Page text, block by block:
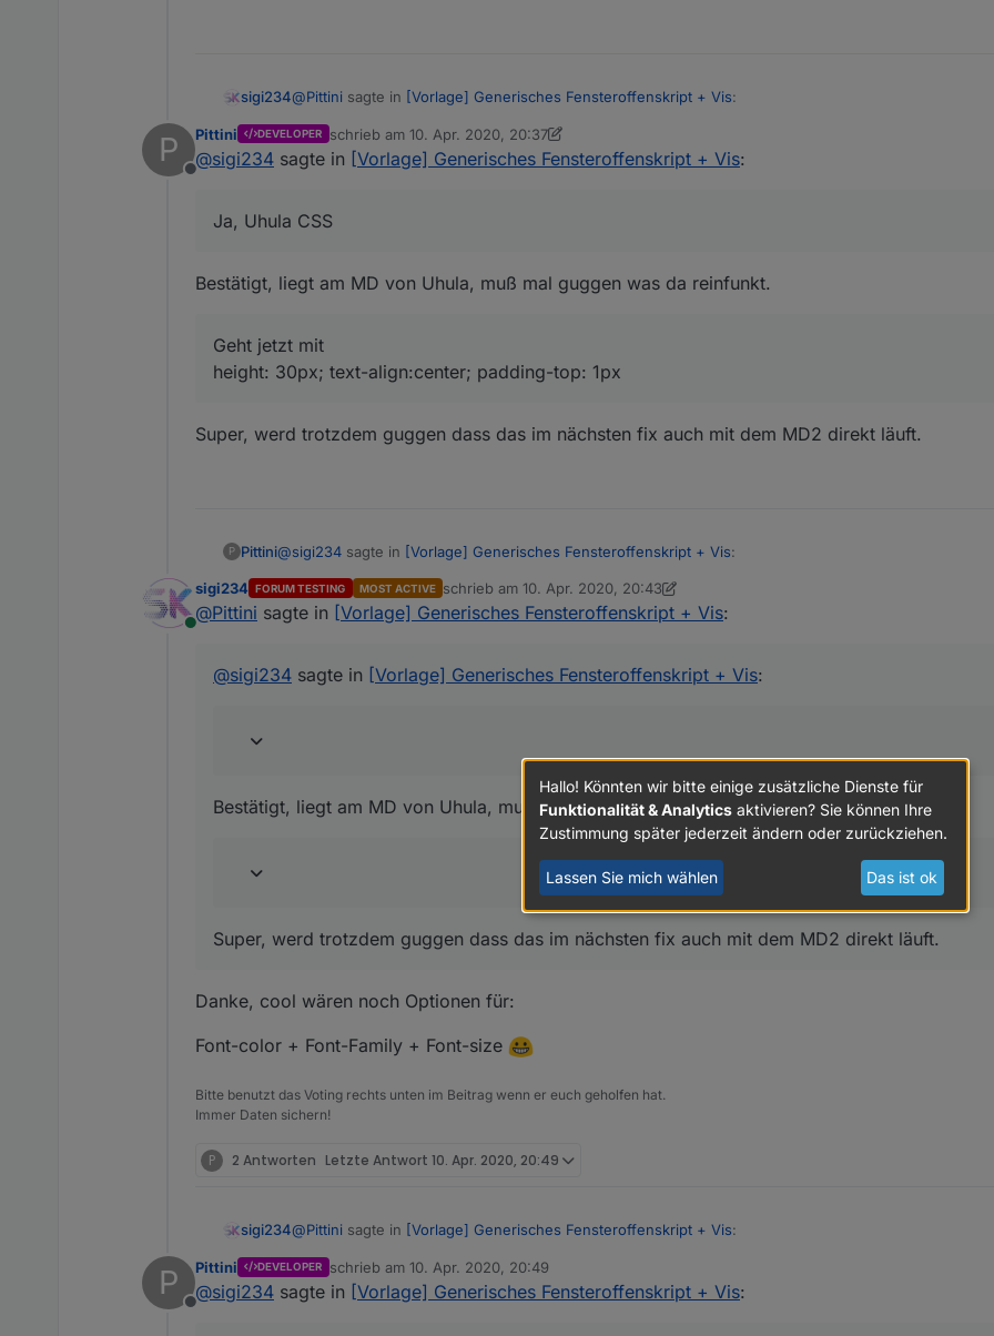
sigi234@Pittini sagte in [Vorlage] Generisches Fensteroffenskript + Vis:
Hast Du irgendwelche speziellen CSS Sachen in Deinem Projekt?
Ja, Uhula CSS
height: 30px; text-align:center; padding-top: 1px
P
Offline
Pittini DEVELOPER schrieb am 10. Apr. 2020, 20:37
zuletzt editiert von Pittini4. Okt. 2020, 22:38
@sigi234 sagte in [Vorlage] Generisches Fensteroffenskript + Vis:
Ja, Uhula CSS
Bestätigt, liegt am MD von Uhula, muß mal guggen was da reinfunkt.
Geht jetzt mit
height: 30px; text-align:center; padding-top: 1px
Super, werd trotzdem guggen dass das im nächsten fix auch mit dem MD2 direkt läuft.
P Pittini@sigi234 sagte in [Vorlage] Generisches Fensteroffenskript + Vis:
Ja, Uhula CSS
Bestätigt, liegt am MD von Uhula, muß mal guggen was da reinfunkt.
Super, werd trotzdem guggen dass das im nächsten fix auch mit dem MD2 direkt läuft.
Online
sigi234 FORUM TESTING MOST ACTIVE schrieb am10. Apr. 2020, 20:43
zuletzt editiert von sigi2344. Okt. 2020, 22:44
@Pittini sagte in [Vorlage] Generisches Fensteroffenskript + Vis:
@sigi234 sagte in [Vorlage] Generisches Fensteroffenskript + Vis:
Bestätigt, liegt am MD von Uhula, muß mal guggen was da reinfunkt.
Super, werd trotzdem guggen dass das im nächsten fix auch mit dem MD2 direkt läuft.
Danke, cool wären noch Optionen für:
Font-color + Font-Family + Font-size
Bitte benutzt das Voting rechts unten im Beitrag wenn er euch geholfen hat.
Immer Daten sichern!
P 2 Antworten Letzte Antwort 10. Apr. 2020, 20:49
sigi234@Pittini sagte in [Vorlage] Generisches Fensteroffenskript + Vis:
@sigi234sagte in[Vorlage] Generisches Fensteroffenskript + Vis
P
Offline
Pittini DEVELOPER schrieb am 10. Apr. 2020, 20:49
zuletzt editiert von
@sigi234 sagte in [Vorlage] Generisches Fensteroffenskript + Vis:
Hallo! Könnten wir bitte einige zusätzliche Dienste für
Funktionalität & Analytics aktivieren? Sie können Ihre
Zustimmung später jederzeit ändern oder zurückziehen.
Lassen Sie mich wählen Das ist ok